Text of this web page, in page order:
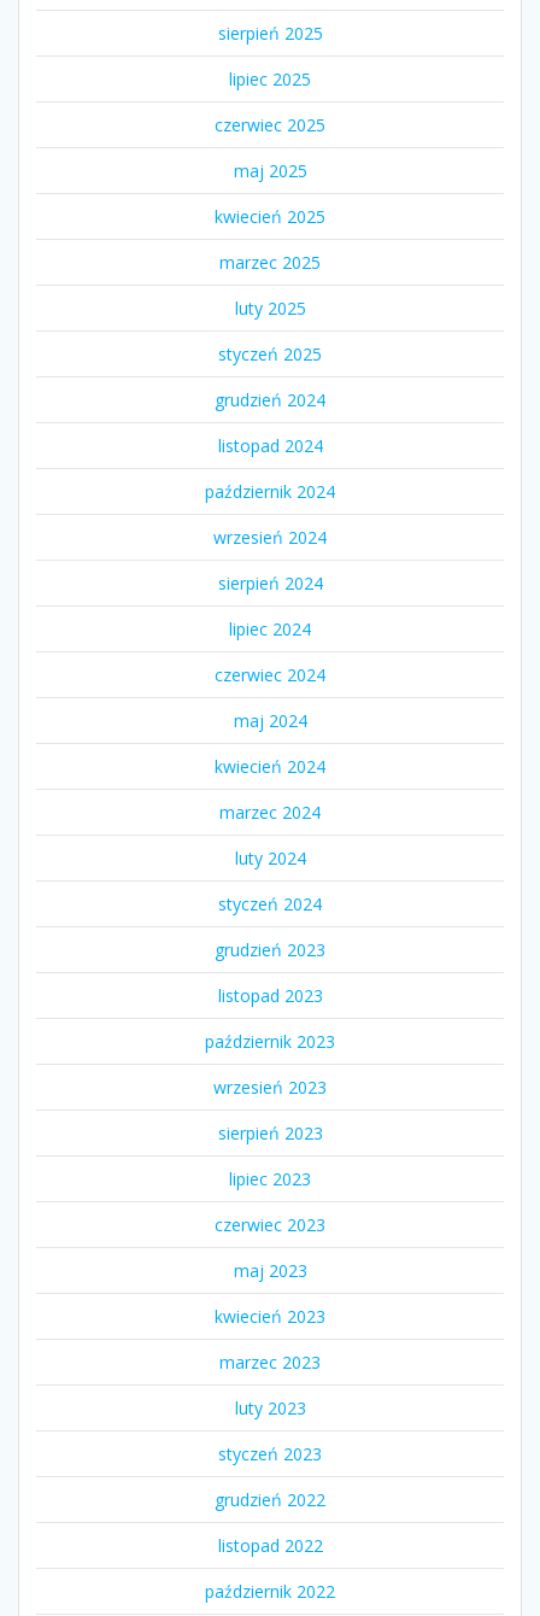
sierpień 2025
lipiec 2025
czerwiec 2025
maj 2025
kwiecień 2025
marzec 2025
luty 2025
styczeń 2025
grudzień 2024
listopad 2024
październik 2024
wrzesień 2024
sierpień 2024
lipiec 2024
czerwiec 2024
maj 2024
kwiecień 2024
marzec 2024
luty 2024
styczeń 2024
grudzień 2023
listopad 2023
październik 2023
wrzesień 2023
sierpień 2023
lipiec 2023
czerwiec 2023
maj 2023
kwiecień 2023
marzec 2023
luty 2023
styczeń 2023
grudzień 2022
listopad 2022
październik 2022